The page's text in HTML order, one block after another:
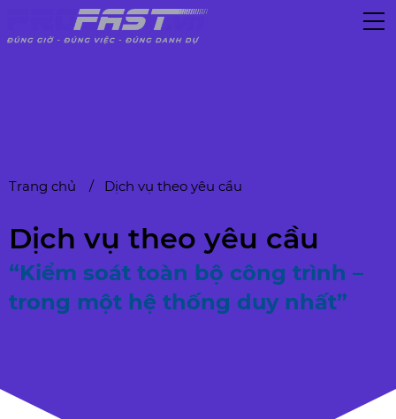
Trang chủ Dịch vụ theo yêu cầu
Dịch vụ theo yêu cầu
“Kiểm soát toàn bộ công trình –
trong một hệ thống duy nhất”